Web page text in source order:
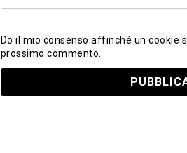
Do il mio consenso affinché un cookie
prossimo commento.